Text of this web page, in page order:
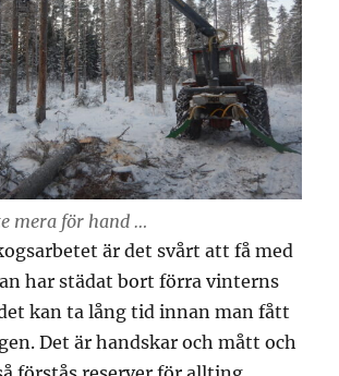
mera för hand …
är det svårt att få med
har städat bort förra vinterns
kan ta lång tid innan man fått
Det är handskar och mått och